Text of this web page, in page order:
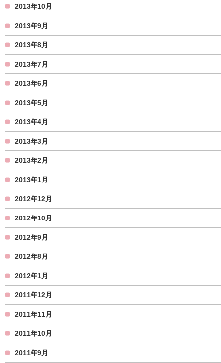
2013年10月
2013年9月
2013年8月
2013年7月
2013年6月
2013年5月
2013年4月
2013年3月
2013年2月
2013年1月
2012年12月
2012年10月
2012年9月
2012年8月
2012年1月
2011年12月
2011年11月
2011年10月
2011年9月